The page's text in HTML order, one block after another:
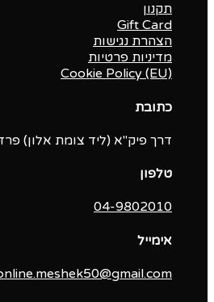
תקנון
Gift Card
הצהרת נגישות
מדיניות פרטיות
Cookie Policy (EU)
כתובת
דרך פיק"א (ליד צומת אלון)
טלפון
04-9802010‬
אימייל